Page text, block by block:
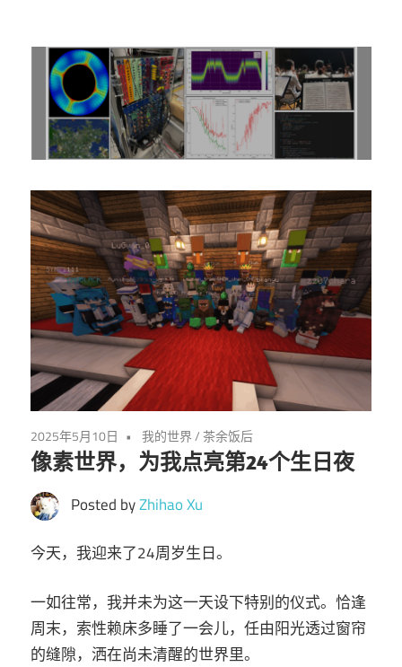
2025年5月10日 我的世界/茶余饭后
像素世界，为我点亮第24个生日夜
Posted byZhihao Xu
今天，我迎来了24周岁生日。
一如往常，我并未为这一天设下特别的仪式。恰逢
周末，索性赖床多睡了一会儿，任由阳光透过窗帘
的缝隙，洒在尚未清醒的世界里。